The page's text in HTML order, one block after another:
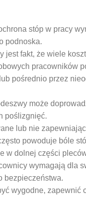
stóp w pracy
podnoska.
jest fakt, że wiele
pracowników
pośrednio przez
może
poślizgnięć.
lub nie
powoduje bóle
w dolnej części
wymagają dla
bezpieczeństwa.
wygodne, zapewnić